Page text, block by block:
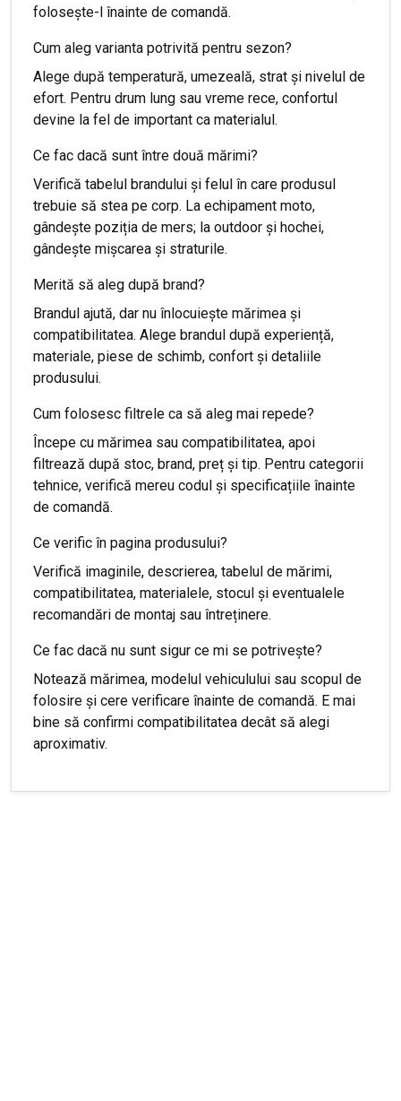
folosește-l înainte de comandă.
Cum aleg varianta potrivită pentru sezon?
Alege după temperatură, umezeală, strat și nivelul de
efort. Pentru drum lung sau vreme rece, confortul
devine la fel de important ca materialul.
Ce fac dacă sunt între două mărimi?
Verifică tabelul brandului și felul în care produsul
trebuie să stea pe corp. La echipament moto,
gândește poziția de mers; la outdoor și hochei,
gândește mișcarea și straturile.
Merită să aleg după brand?
Brandul ajută, dar nu înlocuiește mărimea și
compatibilitatea. Alege brandul după experiență,
materiale, piese de schimb, confort și detaliile
produsului.
Cum folosesc filtrele ca să aleg mai repede?
Începe cu mărimea sau compatibilitatea, apoi
filtrează după stoc, brand, preț și tip. Pentru categorii
tehnice, verifică mereu codul și specificațiile înainte
de comandă.
Ce verific în pagina produsului?
Verifică imaginile, descrierea, tabelul de mărimi,
compatibilitatea, materialele, stocul și eventualele
recomandări de montaj sau întreținere.
Ce fac dacă nu sunt sigur ce mi se potrivește?
Notează mărimea, modelul vehiculului sau scopul de
folosire și cere verificare înainte de comandă. E mai
bine să confirmi compatibilitatea decât să alegi
aproximativ.